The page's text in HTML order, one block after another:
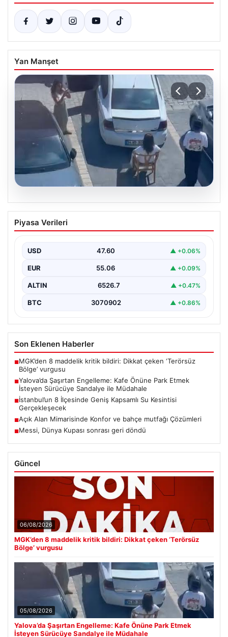
Yan Manşet
05.08.2026
Yalova’da Şaşırtan Engelleme: Kafe
Önüne Park Etmek İsteyen Sürücüye
Yalova'da yaşanan sıra dışı bir olay, gündeme damgasını
Piyasa Verileri
USD 47.60 ▲ +0.06%
EUR 55.06 ▲ +0.09%
ALTIN 6526.7 ▲ +0.47%
BTC 3070902 ▲ +0.86%
Son Eklenen Haberler
■MGK’den 8 maddelik kritik bildiri: Dikkat çeken ‘Terörsüz
Bölge’ vurgusu
■Yalova’da Şaşırtan Engelleme: Kafe Önüne Park Etmek
İsteyen Sürücüye Sandalye ile Müdahale
■İstanbul’un 8 İlçesinde Geniş Kapsamlı Su Kesintisi
Gerçekleşecek
■Açık Alan Mimarisinde Konfor ve bahçe mutfağı Çözümleri
■Messi, Dünya Kupası sonrası geri döndü
Güncel
06/08/2026
MGK’den 8 maddelik kritik bildiri: Dikkat çeken ‘Terörsüz
Bölge’ vurgusu
05/08/2026
Yalova’da Şaşırtan Engelleme: Kafe Önüne Park Etmek
İsteyen Sürücüye Sandalye ile Müdahale